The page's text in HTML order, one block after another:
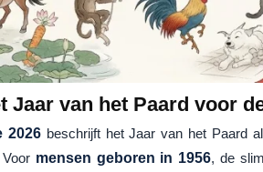
Jaar van het Paard voor
2026beschrijft het Jaar van het Paard
mensen geboren in 1956, de